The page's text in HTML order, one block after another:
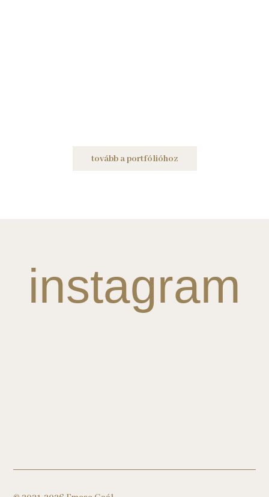
tovább a portfólióhoz
instagram